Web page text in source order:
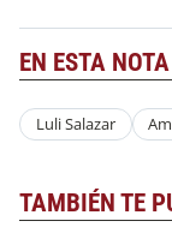
EN ESTA NOTA
Luli Salazar
TAMBIÉN TE